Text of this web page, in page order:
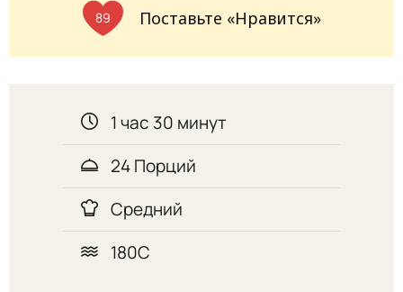
89 Поставьте «Нравится»
1 час 30 минут
24 Порций
Средний
180С